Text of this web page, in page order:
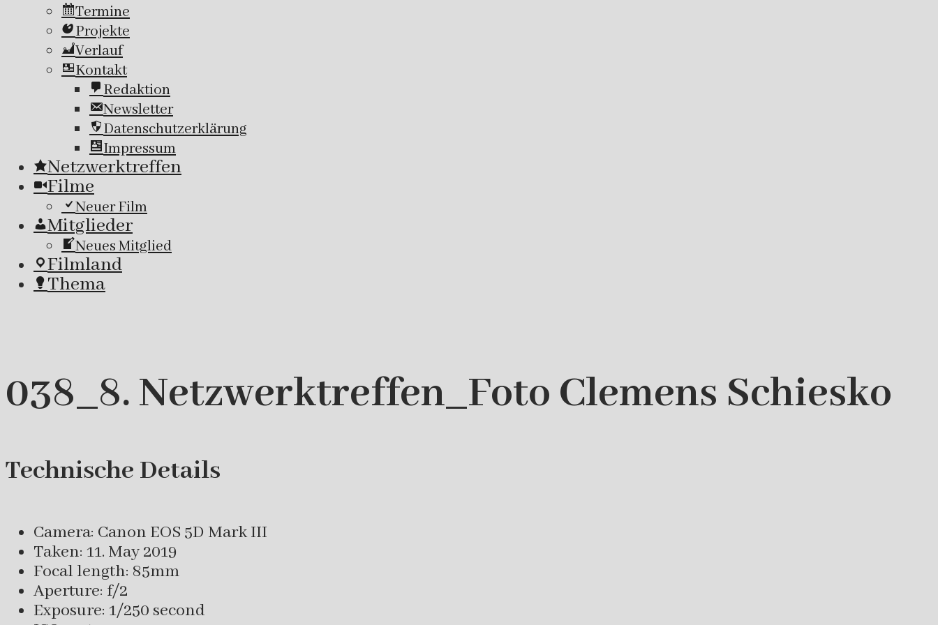
Termine
Projekte
Verlauf
Kontakt
Redaktion
Newsletter
Datenschutzerklärung
Impressum
Netzwerktreffen
Filme
Neuer Film
Mitglieder
Neues Mitglied
Filmland
Thema
038_8. Netzwerktreffen_Foto Clemens Schiesko
Technische Details
Camera: Canon EOS 5D Mark III
Taken: 11. May 2019
Focal length: 85mm
Aperture: f/2
Exposure: 1/250 second